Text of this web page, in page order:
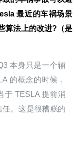
最近的车祸场景
算法上的改进?（是
本身只是一个辅
的概念的时候，
于 TESLA 提前消
。这是很糟糕的